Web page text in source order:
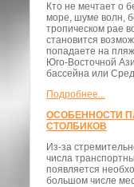
Кто не мечтает о
море, шуме волн,
тропическом рае
становится
попадаете на
Юго-Восточной
бассейна или
Подробнее...
ОСОБЕННОСТИ
СТОЛБИКОВ
Из-за
числа
появляется
большом числе